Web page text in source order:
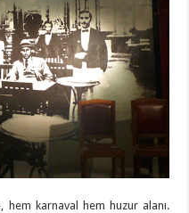
karnaval hem huzur alanı.